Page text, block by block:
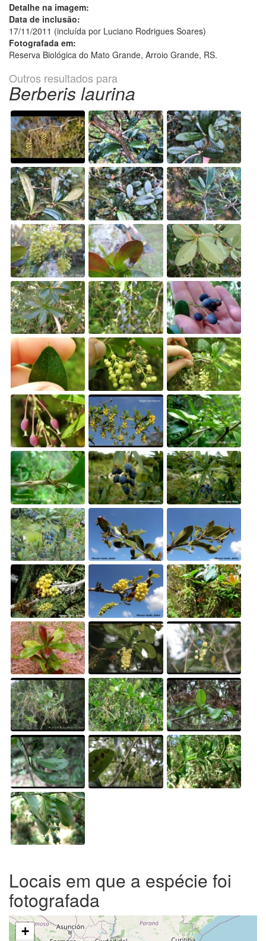
Detalhe na imagem:
Data de inclusão:
17/11/2011 (incluída por Luciano Rodrigues Soares)
Fotografada em:
Reserva Biológica do Mato Grande, Arroio Grande, RS.
Outros resultados para
Berberis laurina
Locais em que a espécie foi
fotografada
+